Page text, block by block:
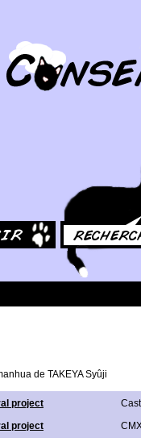
de TAKEYA Syûji
project
project